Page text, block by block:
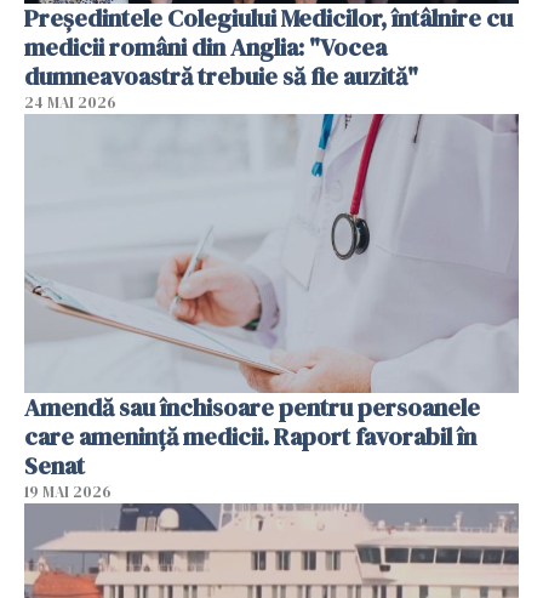
Președintele Colegiului Medicilor, întâlnire cu
medicii români din Anglia: "Vocea
dumneavoastră trebuie să fie auzită"
24 MAI 2026
Amendă sau închisoare pentru persoanele
care ameninţă medicii. Raport favorabil în
Senat
19 MAI 2026